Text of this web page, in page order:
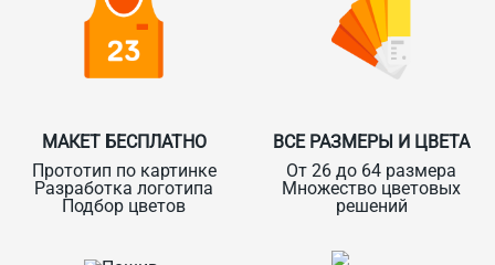
МАКЕТ БЕСПЛАТНО
Прототип по картинке
Разработка логотипа
Подбор цветов
ВСЕ РАЗМЕРЫ И ЦВЕТА
От 26 до 64 размера
Множество цветовых
решений